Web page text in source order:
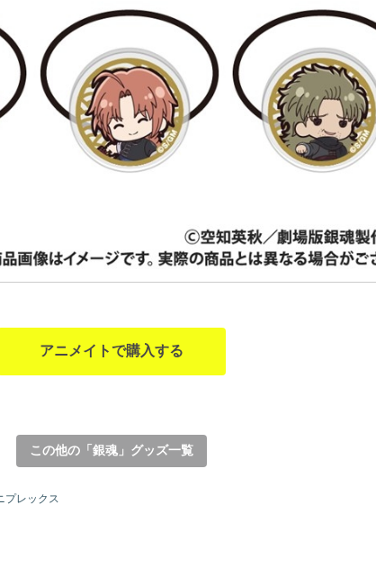
アニメイトで購入する
この他の「銀魂」グッズ一覧
プレックス